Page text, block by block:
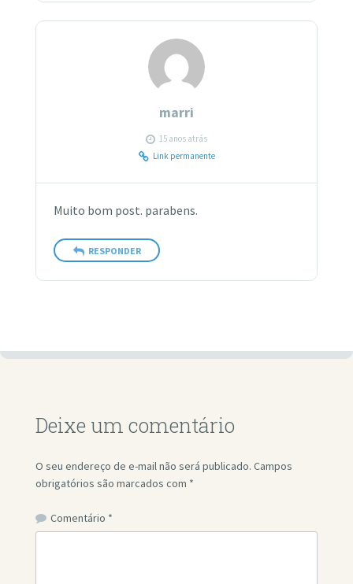
marri
15 anos atrás
Link permanente
Muito bom post. parabens.
RESPONDER
Deixe um comentário
O seu endereço de e-mail não será publicado. Campos
obrigatórios são marcados com *
Comentário *